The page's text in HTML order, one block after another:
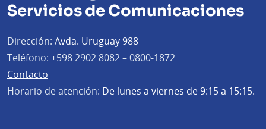
Servicios de Comunicaciones
Dirección: Avda. Uruguay 988
Teléfono: +598 2902 8082 – 0800-1872
Contacto
Horario de atención: De lunes a viernes de 9:15 a 15:15.